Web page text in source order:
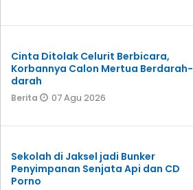
Cinta Ditolak Celurit Berbicara,
Korbannya Calon Mertua Berdarah-
darah
Berita 07 Agu 2026
Sekolah di Jaksel jadi Bunker
Penyimpanan Senjata Api dan CD
Porno